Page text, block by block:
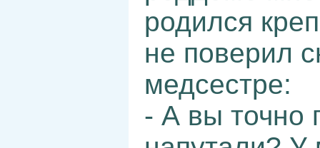
родился
не поверил
медсестре:
- А вы точно